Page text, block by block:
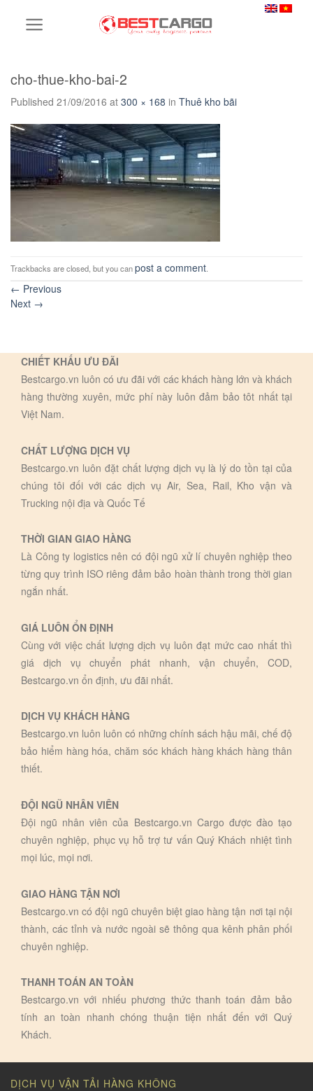
cho-thue-kho-bai-2
Published 21/09/2016 at 300 × 168 in Thuê kho bãi
Trackbacks are closed, but you canpost a comment.
← Previous
Next →
CHIẾT KHẤU ƯU ĐÃI
Bestcargo.vn luôn có ưu đãi với các khách hàng lớn và khách
hàng thường xuyên, mức phí này luôn đảm bảo tôt nhất tại
Việt Nam.
CHẤT LƯỢNG DỊCH VỤ
Bestcargo.vn luôn đặt chất lượng dịch vụ là lý do tồn tại của
chúng tôi đối với các dịch vụ Air, Sea, Rail, Kho vận và
Trucking nội địa và Quốc Tế
THỜI GIAN GIAO HÀNG
Là Công ty logistics nên có đội ngũ xử lí chuyên nghiệp theo
từng quy trình ISO riêng đảm bảo hoàn thành trong thời gian
ngắn nhất.
GIÁ LUÔN ỔN ĐỊNH
Cùng với việc chất lượng dịch vụ luôn đạt mức cao nhất thì
giá dịch vụ chuyển phát nhanh, vận chuyển, COD,
Bestcargo.vn ổn định, ưu đãi nhất.
DỊCH VỤ KHÁCH HÀNG
Bestcargo.vn luôn luôn có những chính sách hậu mãi, chế độ
bảo hiểm hàng hóa, chăm sóc khách hàng khách hàng thân
thiết.
ĐỘI NGŨ NHÂN VIÊN
Đội ngũ nhân viên của Bestcargo.vn Cargo được đào tạo
chuyên nghiệp, phục vụ hỗ trợ tư vấn Quý Khách nhiệt tình
mọi lúc, mọi nơi.
GIAO HÀNG TẬN NƠI
Bestcargo.vn có đội ngũ chuyên biệt giao hàng tận nơi tại nội
thành, các tỉnh và nước ngoài sẽ thông qua kênh phân phối
chuyên nghiệp.
THANH TOÁN AN TOÀN
Bestcargo.vn với nhiếu phương thức thanh toán đảm bảo
tính an toàn nhanh chóng thuận tiện nhất đến với Quý
Khách.
DỊCH VỤ VẬN TẢI HÀNG KHÔNG